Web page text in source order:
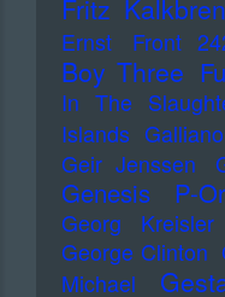
Fritz
Ernst
Front
Boy Three
In The
Islands Galliano
Geir Jenssen
Genesis P-
Georg Kreisler
George Clinton
Michael